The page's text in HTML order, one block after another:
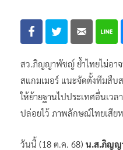
สว.ภิญญาพัชญ์ ย้ำไทยไม่อาจ
สแกมเมอร์ แนะจัดตั้งทีมสืบ
ให้ย้ายฐานไปประเทศอื่นเว
ปล่อยไว้ ภาพลักษณ์ไทยเสีย
วันนี้ (18 ต.ค. 68) น.ส.ภิญญ